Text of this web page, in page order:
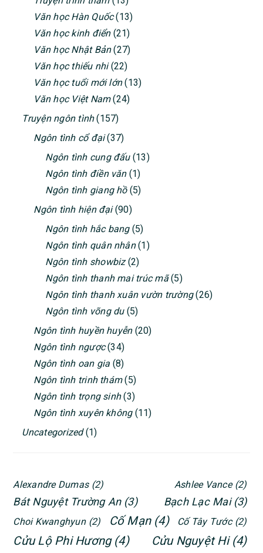
Văn học Hàn Quốc(13)
Văn học kinh điển(21)
Văn học Nhật Bản(27)
Văn học thiếu nhi(22)
Văn học tuổi mới lớn(13)
Văn học Việt Nam(24)
Truyện ngôn tình(157)
Ngôn tình cổ đại(37)
Ngôn tình cung đấu(13)
Ngôn tình điền văn(1)
Ngôn tình giang hồ(5)
Ngôn tình hiện đại(90)
Ngôn tình hắc bang(5)
Ngôn tình quân nhân(1)
Ngôn tình showbiz(2)
Ngôn tình thanh mai trúc mã(5)
Ngôn tình thanh xuân vườn trường(26)
Ngôn tình võng du(5)
Ngôn tình huyền huyễn(20)
Ngôn tình ngược(34)
Ngôn tình oan gia (8)
Ngôn tình trinh thám(5)
Ngôn tình trọng sinh(3)
Ngôn tình xuyên không(11)
Uncategorized(1)
Alexandre Dumas (2) Ashlee Vance (2)
Bát Nguyệt Trường An (3) Bạch Lạc Mai (3)
Choi Kwanghyun (2) Cố Mạn (4) Cố Tây Tước (2)
Cửu Lộ Phi Hương (4) Cửu Nguyệt Hi (4)